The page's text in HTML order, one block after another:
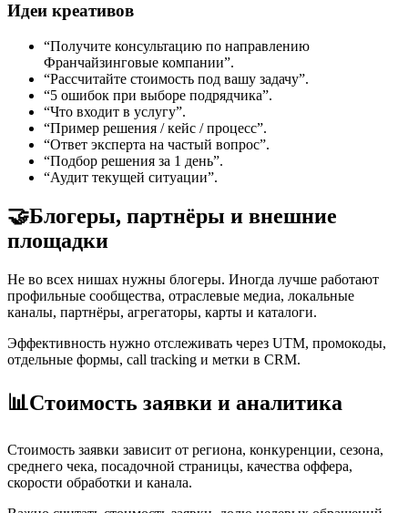
Идеи креативов
“Получите консультацию по направлению
Франчайзинговые компании”.
“Рассчитайте стоимость под вашу задачу”.
“5 ошибок при выборе подрядчика”.
“Что входит в услугу”.
“Пример решения / кейс / процесс”.
“Ответ эксперта на частый вопрос”.
“Подбор решения за 1 день”.
“Аудит текущей ситуации”.
🤝Блогеры, партнёры и внешние
площадки
Не во всех нишах нужны блогеры. Иногда лучше работают
профильные сообщества, отраслевые медиа, локальные
каналы, партнёры, агрегаторы, карты и каталоги.
Эффективность нужно отслеживать через UTM, промокоды,
отдельные формы, call tracking и метки в CRM.
📊Стоимость заявки и аналитика
Стоимость заявки зависит от региона, конкуренции, сезона,
среднего чека, посадочной страницы, качества оффера,
скорости обработки и канала.